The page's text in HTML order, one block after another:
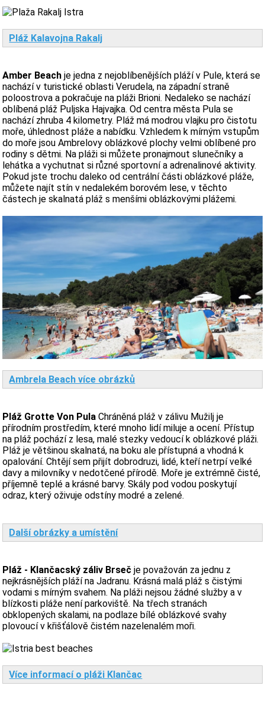
Pláž Kalavojna Rakalj
Amber Beachje jedna z nejoblíbenějších pláží v Pule, která se
nachází v turistické oblasti Verudela, na západní straně
poloostrova a pokračuje na pláži Brioni. Nedaleko se nachází
oblíbená pláž Puljska Hajvajka. Od centra města Pula se
nachází zhruba 4 kilometry. Pláž má modrou vlajku pro čistotu
moře, úhlednost pláže a nabídku. Vzhledem k mírným vstupům
do moře jsou Ambrelovy oblázkové plochy velmi oblíbené pro
rodiny s dětmi. Na pláži si můžete pronajmout slunečníky a
lehátka a vychutnat si různé sportovní a adrenalinové aktivity.
Pokud jste trochu daleko od centrální části oblázkové pláže,
můžete najít stín v nedalekém borovém lese, v těchto
částech je skalnatá pláž s menšími oblázkovými plážemi.
Ambrela Beach více obrázků
Pláž Grotte Von PulaChráněná pláž v zálivu Mužilj je
přírodním prostředím, které mnoho lidí miluje a ocení. Přístup
na pláž pochází z lesa, malé stezky vedoucí k oblázkové pláži.
Pláž je většinou skalnatá, na boku ale přístupná a vhodná k
opalování. Chtějí sem přijít dobrodruzi, lidé, kteří netrpí velké
davy a milovníky v nedotčené přírodě. Moře je extrémně čisté,
příjemně teplé a krásné barvy. Skály pod vodou poskytují
odraz, který oživuje odstíny modré a zelené.
Další obrázky a umístění
Pláž - Klančacský záliv Brseč je považován za jednu z
nejkrásnějších pláží na Jadranu. Krásná malá pláž s čistými
vodami s mírným svahem. Na pláži nejsou žádné služby a v
blízkosti pláže není parkoviště. Na třech stranách
obklopených skalami, na podlaze bílé oblázkové svahy
plovoucí v křišťálově čistém nazelenalém moři.
Více informací o pláži Klančac